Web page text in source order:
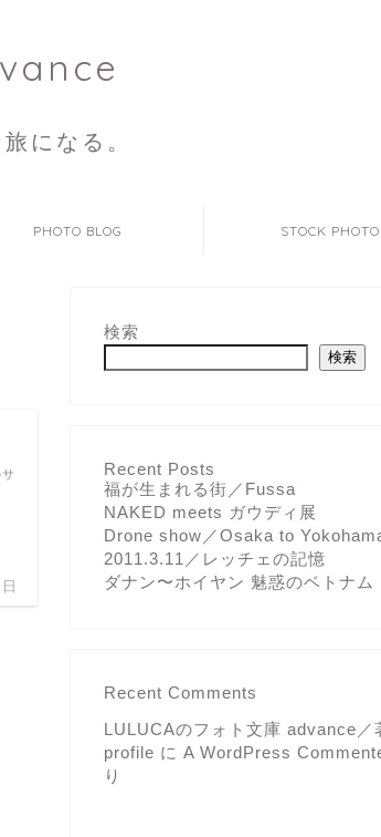
になる。
PHOTO BLOG STOCK PHOTO
検索
検索
Recent Posts
福が生まれる街／Fussa
NAKED meets ガウディ展
Drone show／Osaka to
2011.3.11／レッチェの記憶
ダナン〜ホイヤン 魅惑のベトナム
Recent Comments
LULUCAのフォト文庫 advance／
profile に A WordPress
り